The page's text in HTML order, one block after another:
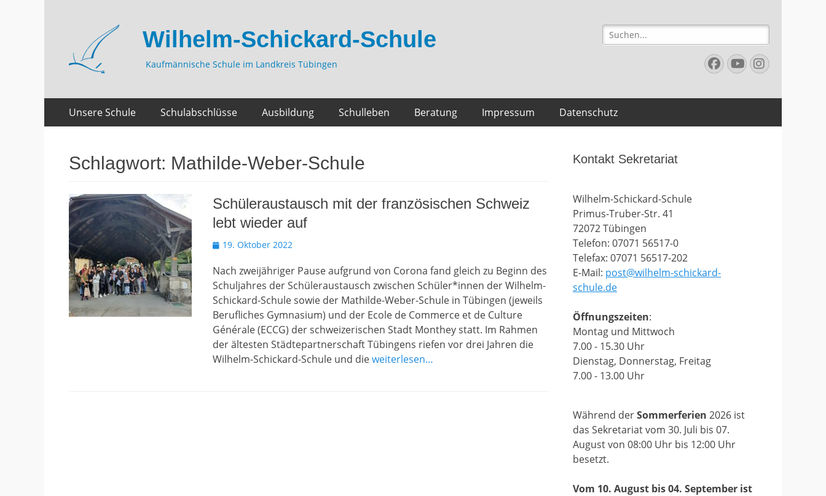
Wilhelm-Schickard-Schule
Kaufmännische Schule im Landkreis Tübingen
Suchen
nach:
Facebook
YouTube
Primäres
Menü
Inhalt
Unsere Schule Schulabschlüsse Ausbildung Schulleben Beratung Impressum Datenschutz
Schlagwort: Mathilde-Weber-Schule
Schüleraustausch mit der französischen Schweiz
lebt wieder auf
Veröffentlicht
19. Oktober 2022
Nach zweijähriger Pause aufgrund von Corona fand gleich zu Beginn des
Schuljahres der Schüleraustausch zwischen Schüler*innen der Wilhelm-
Schickard-Schule sowie der Mathilde-Weber-Schule in Tübingen (jeweils
Berufliches Gymnasium) und der Ecole de Commerce et de Culture
Générale (ECCG) der schweizerischen Stadt Monthey statt. Im Rahmen
der ältesten Städtepartnerschaft Tübingens riefen vor drei Jahren die
Wilhelm-Schickard-Schule und dieweiterlesen…
Kontakt Sekretariat
Wilhelm-Schickard-Schule
Primus-Truber-Str. 41
72072 Tübingen
Telefon: 07071 56517-0
Telefax: 07071 56517-202
E-Mail: post@wilhelm-schickard-
schule.de
Öffnungszeiten:
Montag und Mittwoch
7.00 - 15.30 Uhr
Dienstag, Donnerstag, Freitag
7.00 - 13.00 Uhr
Während derSommerferien 2026 ist
das Sekretariat vom 30. Juli bis 07.
August von 08:00 Uhr bis 12:00 Uhr
besetzt.
Vom 10. August bis 04. September ist